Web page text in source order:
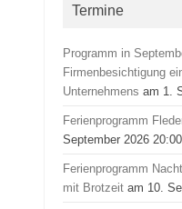
Termine
Programm in
Firmenbesichtigung
Unternehmens am 1.
Ferienprogramm
September 2026 20:00
Ferienprogramm
mit Brotzeit am 10.